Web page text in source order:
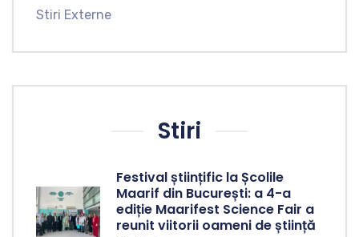
Stiri Externe
Stiri
Festival științific la Școlile
Maarif din București: a 4-a
ediție Maarifest Science Fair a
reunit viitorii oameni de știință